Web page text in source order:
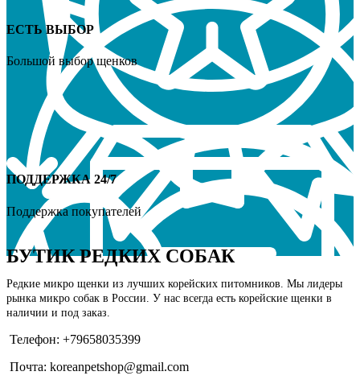
ЕСТЬ ВЫБОР
Большой выбор щенков
ПОДДЕРЖКА 24/7
Поддержка покупателей
БУТИК РЕДКИХ СОБАК
Редкие микро щенки из лучших корейских питомников. Мы лидеры
рынка микро собак в России. У нас всегда есть корейские щенки в
наличии и под заказ.
Телефон: +79658035399
Почта: koreanpetshop@gmail.com